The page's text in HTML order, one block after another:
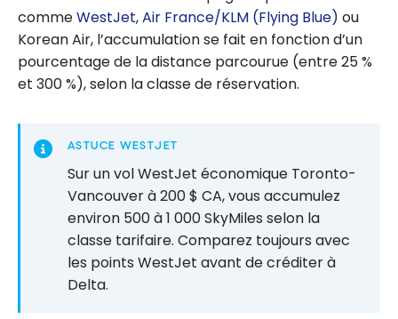
commeWestJet,Air France/KLM (Flying Blue) ou
Korean Air, l’accumulation se fait en fonction d’un
pourcentage de la distance parcourue (entre 25 %
et 300 %), selon la classe de réservation.
ASTUCE WESTJET
Sur un vol WestJet économique Toronto-
Vancouver à 200 $ CA, vous accumulez
environ 500 à 1 000 SkyMiles selon la
classe tarifaire. Comparez toujours avec
les points WestJet avant de créditer à
Delta.